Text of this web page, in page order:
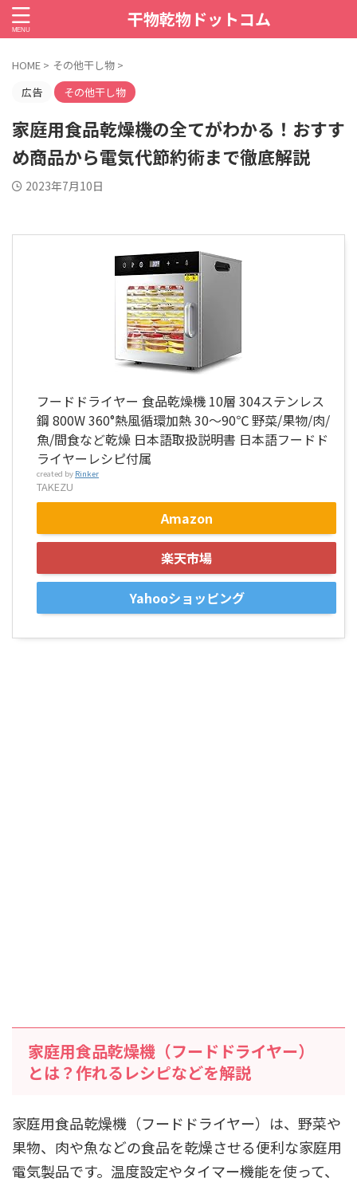
干物乾物ドットコム
HOME > その他干し物 >
広告
その他干し物
家庭用食品乾燥機の全てがわかる！おすす
め商品から電気代節約術まで徹底解説
2023年7月10日
フードドライヤー 食品乾燥機 10層 304ステンレス
鋼 800W 360°熱風循環加熱 30～90℃ 野菜/果物/肉/
魚/間食など乾燥 日本語取扱説明書 日本語フードド
ライヤーレシピ付属
created by Rinker
TAKEZU
Amazon
楽天市場
Yahooショッピング
家庭用食品乾燥機（フードドライヤー）
とは？作れるレシピなどを解説
家庭用食品乾燥機（フードドライヤー）は、野菜や
果物、肉や魚などの食品を乾燥させる便利な家庭用
電気製品です。温度設定やタイマー機能を使って、